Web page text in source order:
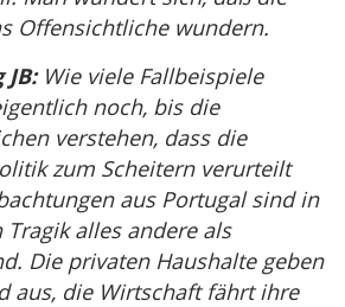
Offensichtliche wundern.
Wie viele Fallbeispiele
noch, bis die
verstehen, dass die
zum Scheitern verurteilt
aus Portugal sind in
Tragik alles andere als
Die privaten Haushalte geben
aus, die Wirtschaft fährt ihre